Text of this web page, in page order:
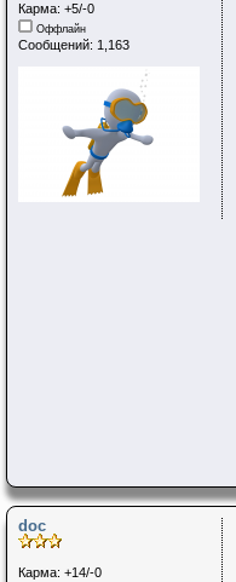
Карма: +5/-0
Оффлайн
Сообщений: 1,163
doc
Карма: +14/-0